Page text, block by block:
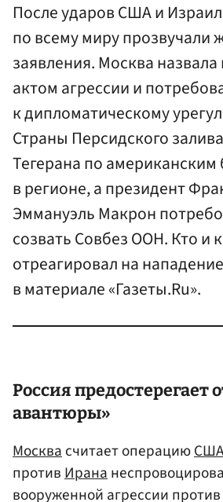
После ударов США и
по всему миру прозвучали
заявления. Москва
актом агрессии и
к дипломатическому
Страны Персидского
Тегерана по американским
в регионе, а президент
Эммануэль Макрон
созвать Совбез ООН. Кто и
отреагировал на
в материале «Газеты.Ru».
Россия предостерегает
авантюры»
Москвасчитает операциюСША
противИрана
вооруженной агрессии